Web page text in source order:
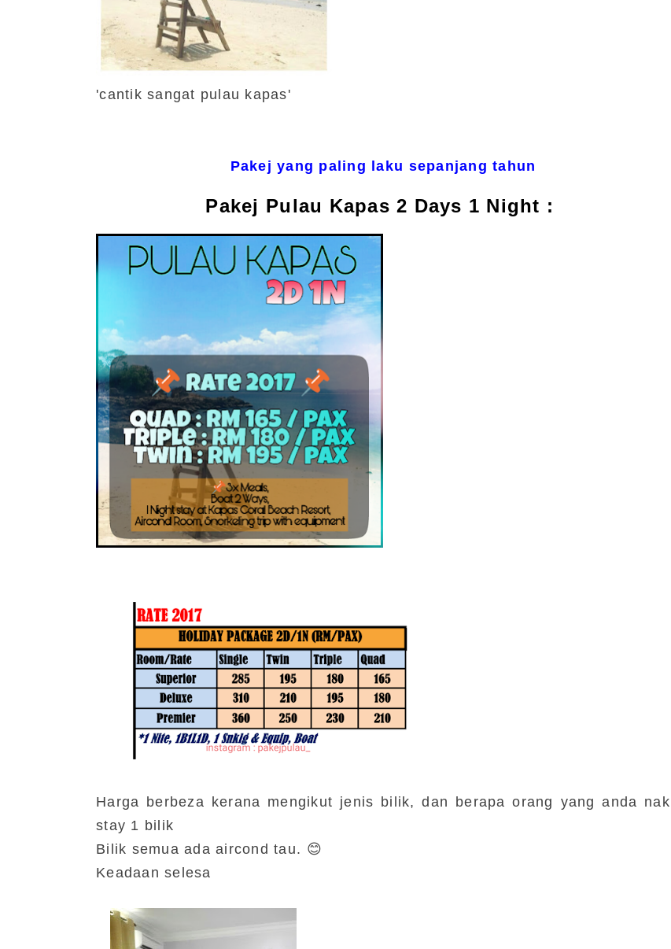
'cantik sangat pulau kapas'
Pakej yang paling laku sepanjang tahun
Pakej Pulau Kapas 2 Days 1 Night :
Harga berbeza kerana mengikut jenis bilik, dan berapa orang yang anda nak
stay 1 bilik
Bilik semua ada aircond tau. 😊
Keadaan selesa